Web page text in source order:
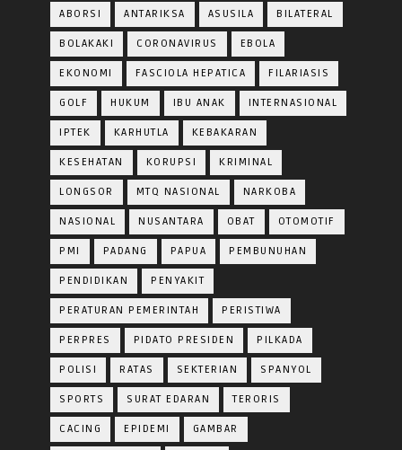
ABORSI ANTARIKSA ASUSILA BILATERAL
BOLAKAKI CORONAVIRUS EBOLA
EKONOMI FASCIOLA HEPATICA FILARIASIS
GOLF HUKUM IBU ANAK INTERNASIONAL
IPTEK KARHUTLA KEBAKARAN
KESEHATAN KORUPSI KRIMINAL
LONGSOR MTQ NASIONAL NARKOBA
NASIONAL NUSANTARA OBAT OTOMOTIF
PMI PADANG PAPUA PEMBUNUHAN
PENDIDIKAN PENYAKIT
PERATURAN PEMERINTAH PERISTIWA
PERPRES PIDATO PRESIDEN PILKADA
POLISI RATAS SEKTERIAN SPANYOL
SPORTS SURAT EDARAN TERORIS
CACING EPIDEMI GAMBAR